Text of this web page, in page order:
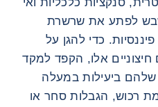
לפתע את שרשרת
כדי להגן על
חיצוניים אלו, הקפד למקד
ביעילות במעלה
רכוש, הגבלות סחר או